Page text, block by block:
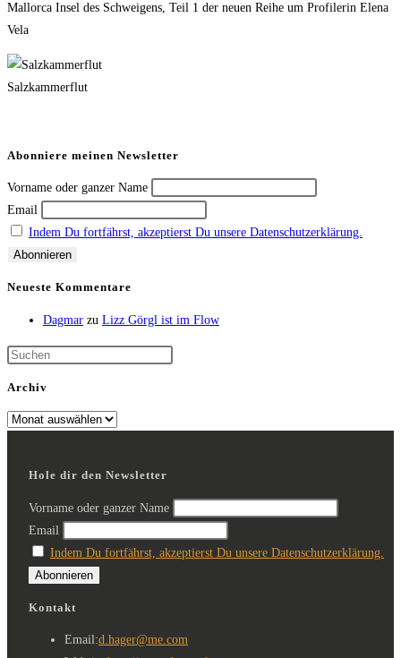
Mallorca Insel des Schweigens, Teil 1 der neuen Reihe um Profilerin Elena
Vela
Salzkammerflut
Abonniere meinen Newsletter
Vorname oder ganzer Name
Email
Indem Du fortfährst, akzeptierst Du unsere Datenschutzerklärung.
Neueste Kommentare
Dagmar zu Lizz Görgl ist im Flow
Archiv
Hole dir den Newsletter
Vorname oder ganzer Name
Email
Indem Du fortfährst, akzeptierst Du unsere Datenschutzerklärung.
Kontakt
Email:d.hager@me.com